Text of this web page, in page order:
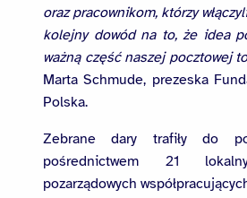
oraz pracownikom, którzy
kolejny dowód na to, że idea
ważną część naszej pocztowej
Marta Schmude, prezeska
Polska.
Zebrane dary trafiły do
pośrednictwem 21
pozarządowych